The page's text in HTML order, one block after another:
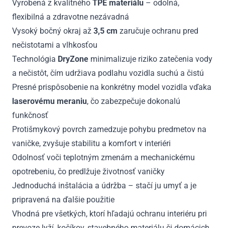
Vyrobená z kvalitného TPE materiálu – odolná,
flexibilná a zdravotne nezávadná
Vysoký bočný okraj až 3,5 cm zaručuje ochranu pred
nečistotami a vlhkosťou
Technológia DryZone minimalizuje riziko zatečenia vody
a nečistôt, čím udržiava podlahu vozidla suchú a čistú
Presné prispôsobenie na konkrétny model vozidla vďaka
laserovému meraniu, čo zabezpečuje dokonalú
funkčnosť
Protišmykový povrch zamedzuje pohybu predmetov na
vaničke, zvyšuje stabilitu a komfort v interiéri
Odolnosť voči teplotným zmenám a mechanickému
opotrebeniu, čo predlžuje životnosť vaničky
Jednoduchá inštalácia a údržba – stačí ju umyť a je
pripravená na ďalšie použitie
Vhodná pre všetkých, ktorí hľadajú ochranu interiéru pri